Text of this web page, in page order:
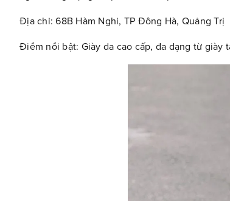
Địa chỉ: 68B Hàm Nghi, TP Đông Hà, Quảng Trị
Điểm nổi bật: Giày da cao cấp, đa dạng từ giày